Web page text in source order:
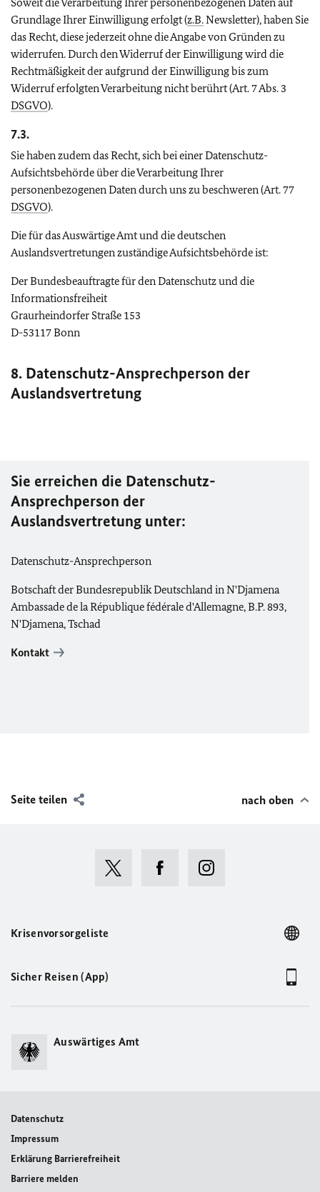
Grundlage Ihrer Einwilligung erfolgt (z.B.Newsletter), haben Sie
das Recht, diese jederzeit ohne die Angabe von Gründen zu
widerrufen. Durch den Widerruf der Einwilligung wird die
Rechtmäßigkeit der aufgrund der Einwilligung bis zum
Widerruf erfolgten Verarbeitung nicht berührt (Art. 7 Abs. 3
DSGVO).
7.3.
Sie haben zudem das Recht, sich bei einer Datenschutz-
Aufsichtsbehörde über die Verarbeitung Ihrer
personenbezogenen Daten durch uns zu beschweren (Art. 77
DSGVO).
Die für das Auswärtige Amt und die deutschen
Auslandsvertretungen zuständige Aufsichtsbehörde ist:
Der Bundesbeauftragte für den Datenschutz und die
Informationsfreiheit
Graurheindorfer Straße 153
D-53117 Bonn
8. Datenschutz-Ansprechperson der
Auslandsvertretung
Sie erreichen die Datenschutz-
Ansprechperson der
Auslandsvertretung unter:
Datenschutz-Ansprechperson
Botschaft der Bundesrepublik Deutschland in N'Djamena
Ambassade de la République fédérale d'Allemagne, B.P. 893,
N'Djamena, Tschad
Kontakt
Seite teilen nach oben
Krisenvorsorgeliste
Sicher Reisen (App)
Auswärtiges Amt
Datenschutz
Impressum
Erklärung Barrierefreiheit
Barriere melden